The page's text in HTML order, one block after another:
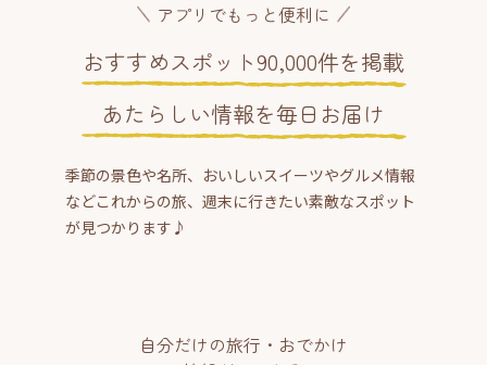
アプリでもっと便利に
おすすめスポット90,000件を掲載
あたらしい情報を毎日お届け
季節の景色や名所、おいしいスイーツやグルメ情報
などこれからの旅、週末に行きたい素敵なスポット
が見つかります♪
自分だけの旅行・おでかけ